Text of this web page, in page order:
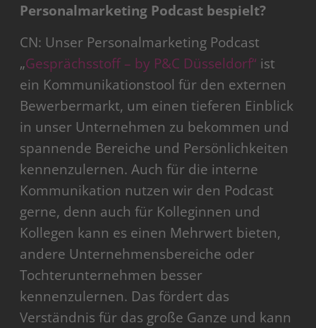
Personalmarketing Podcast bespielt?
CN: Unser Personalmarketing Podcast
„Gesprächsstoff – by P&C Düsseldorf“ ist
ein Kommunikationstool für den externen
Bewerbermarkt, um einen tieferen Einblick
in unser Unternehmen zu bekommen und
spannende Bereiche und Persönlichkeiten
kennenzulernen. Auch für die interne
Kommunikation nutzen wir den Podcast
gerne, denn auch für Kolleginnen und
Kollegen kann es einen Mehrwert bieten,
andere Unternehmensbereiche oder
Tochterunternehmen besser
kennenzulernen. Das fördert das
Verständnis für das große Ganze und kann